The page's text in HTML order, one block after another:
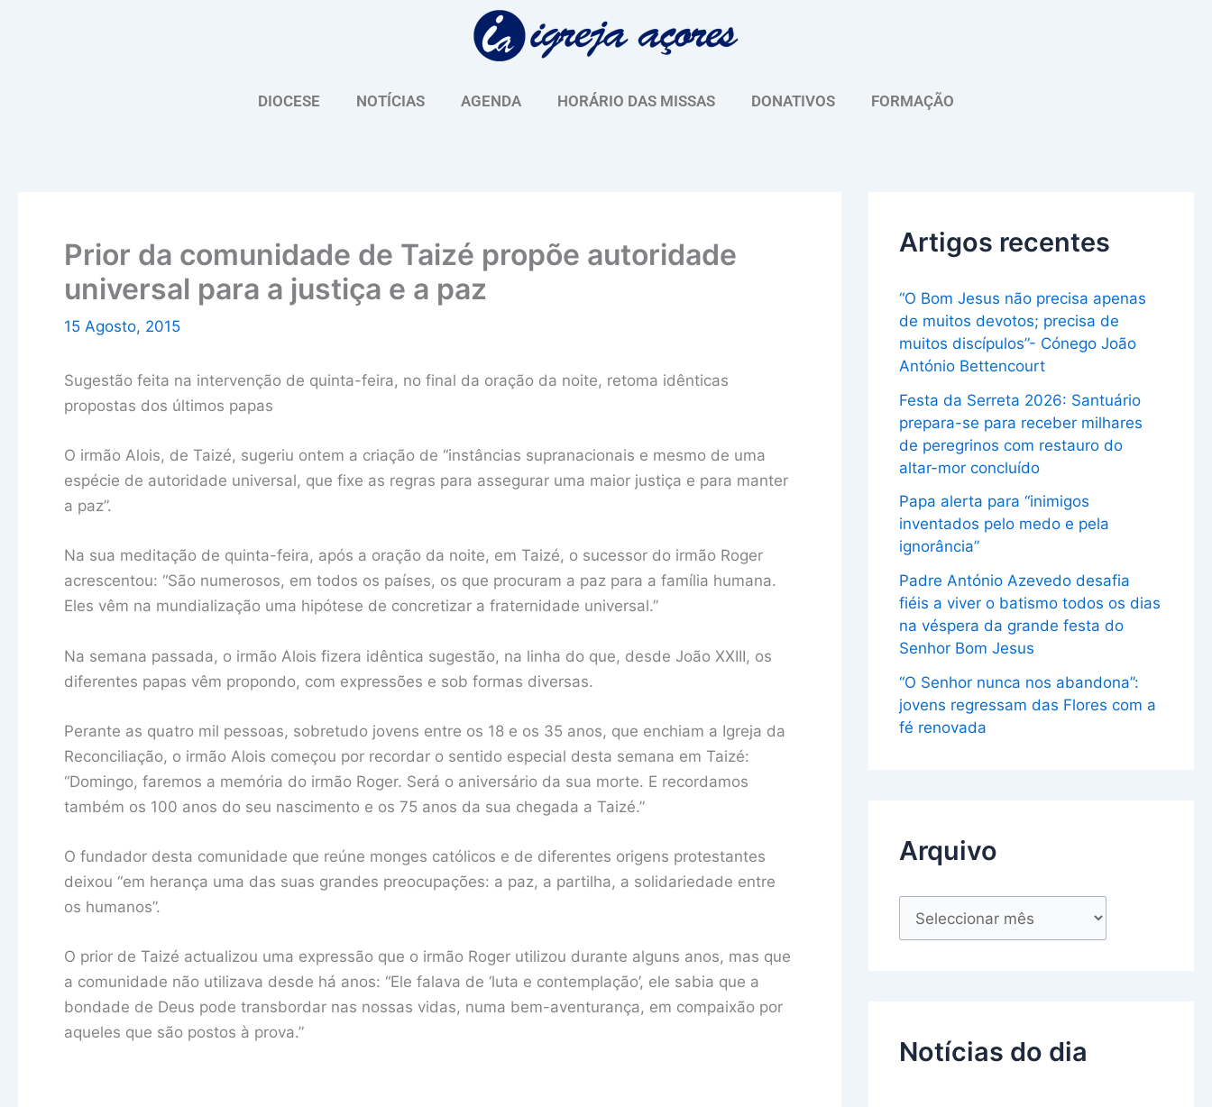
DIOCESE NOTÍCIAS AGENDA HORÁRIO DAS MISSAS DONATIVOS FORMAÇÃO
Prior da comunidade de Taizé propõe autoridade
universal para a justiça e a paz
15 Agosto, 2015
Sugestão feita na intervenção de quinta-feira, no final da oração da noite, retoma idênticas
propostas dos últimos papas
O irmão Alois, de Taizé, sugeriu ontem a criação de “instâncias supranacionais e mesmo de uma
espécie de autoridade universal, que fixe as regras para assegurar uma maior justiça e para manter
a paz”.
Na sua meditação de quinta-feira, após a oração da noite, em Taizé, o sucessor do irmão Roger
acrescentou: “São numerosos, em todos os países, os que procuram a paz para a família humana.
Eles vêm na mundialização uma hipótese de concretizar a fraternidade universal.”
Na semana passada, o irmão Alois fizera idêntica sugestão, na linha do que, desde João XXIII, os
diferentes papas vêm propondo, com expressões e sob formas diversas.
Perante as quatro mil pessoas, sobretudo jovens entre os 18 e os 35 anos, que enchiam a Igreja da
Reconciliação, o irmão Alois começou por recordar o sentido especial desta semana em Taizé:
“Domingo, faremos a memória do irmão Roger. Será o aniversário da sua morte. E recordamos
também os 100 anos do seu nascimento e os 75 anos da sua chegada a Taizé.”
O fundador desta comunidade que reúne monges católicos e de diferentes origens protestantes
deixou “em herança uma das suas grandes preocupações: a paz, a partilha, a solidariedade entre
os humanos”.
O prior de Taizé actualizou uma expressão que o irmão Roger utilizou durante alguns anos, mas que
a comunidade não utilizava desde há anos: “Ele falava de ‘luta e contemplação’, ele sabia que a
bondade de Deus pode transbordar nas nossas vidas, numa bem-aventurança, em compaixão por
aqueles que são postos à prova.”
Artigos recentes
“O Bom Jesus não precisa apenas
de muitos devotos; precisa de
muitos discípulos”- Cónego João
António Bettencourt
Festa da Serreta 2026: Santuário
prepara-se para receber milhares
de peregrinos com restauro do
altar-mor concluído
Papa alerta para “inimigos
inventados pelo medo e pela
ignorância”
Padre António Azevedo desafia
fiéis a viver o batismo todos os dias
na véspera da grande festa do
Senhor Bom Jesus
“O Senhor nunca nos abandona”:
jovens regressam das Flores com a
fé renovada
Arquivo
u
Notícias do dia